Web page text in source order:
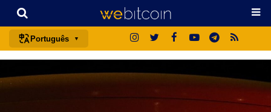
Português
english